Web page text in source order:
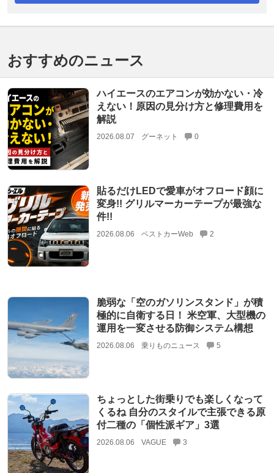
おすすめのニュース
ハイエースのエアコンが効かない・冷
えない！原因の見分け方と修理費用を
解説
2026.08.07 グーネット 0
貼るだけLEDで愛車がオフロード顔に
変身!! グリルマーカーテープが最強な
件!!
2026.08.06 ベストカーWeb 2
脆弱な「空のガソリンスタンド」が積
極的に自衛する日！ 米空軍、大型機の
運用を一変させる防御システム構想
2026.08.06 乗りものニュース 5
ちょっとした街乗りでも楽しくなって
くるね 自分のスタイルで主張できる原
付二種の「個性派ギア」3選
2026.08.06 VAGUE 3